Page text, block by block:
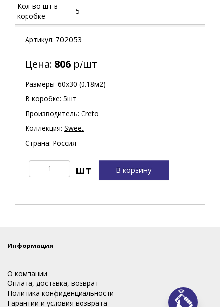
Кол-во шт в
коробке
5
Артикул: 702053
Цена: 806 р/шт
Размеры: 60х30 (0.18м2)
В коробке: 5шт
Производитель: Creto
Коллекция: Sweet
Страна: Россия
В корзину
Информация
О компании
Оплата, доставка, возврат
Политика конфиденциальности
Гарантии и условия возврата